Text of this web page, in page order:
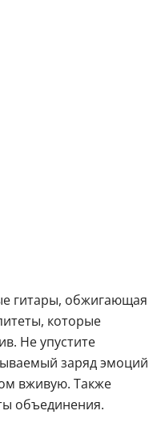
гитары, обжигающая
которые
Не упустите
заряд эмоций
вживую. Также
объединения.